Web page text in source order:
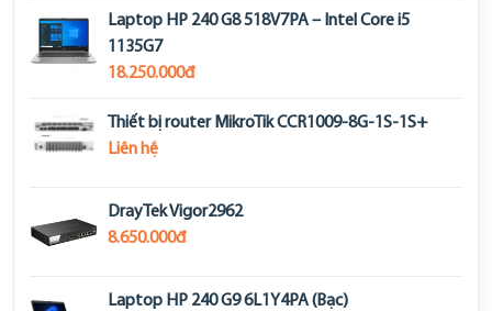
Laptop HP 240 G8 518V7PA – Intel Core i5
1135G7
18.250.000đ
Thiết bị router MikroTik CCR1009-8G-1S-1S+
Liên hệ
DrayTek Vigor2962
8.650.000đ
Laptop HP 240 G9 6L1Y4PA (Bạc)